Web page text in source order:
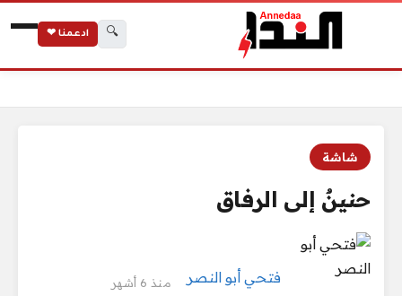
🔍 ادعمنا ❤
شاشة
حنينٌ إلى الرفاق
فتحي أبو النصر منذ 6 أشهر